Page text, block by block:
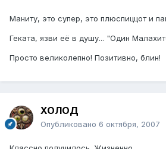
Маниту, это супер, это плюспиццот и
Геката, язви её в душу... "Один
Просто великолепно! Позитивно, блин!
ХОЛОД
Опубликовано 6 октября, 2007